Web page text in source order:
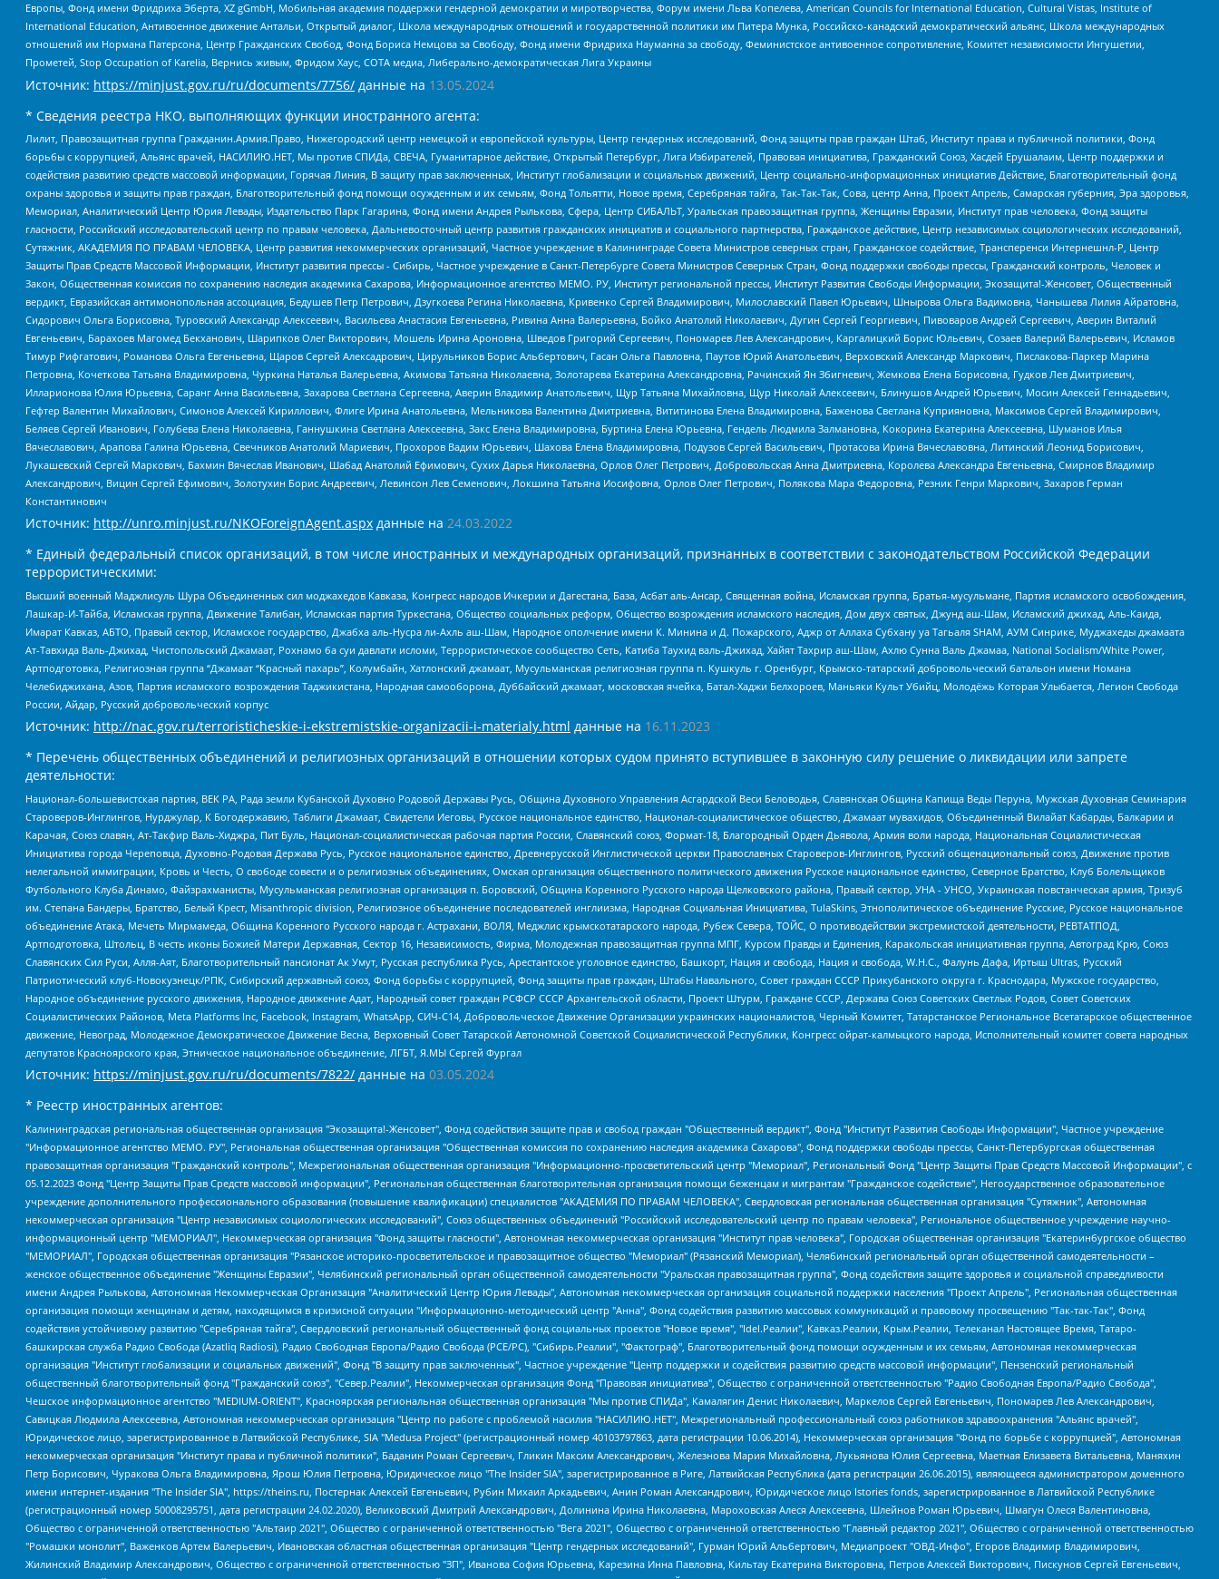
Европы, Фонд имени Фридриха Эберта, XZ gGmbH, Мобильная академия поддержки гендерной демократии и миротворчества, Форум имени Льва Копелева, American Councils for International Education, Cultural Vistas, Institute of
International Education, Антивоенное движение Антальи, Открытый диалог, Школа международных отношений и государственной политики им Питера Мунка, Российско-канадский демократический альянс, Школа международных
отношений им Нормана Патерсона, Центр Гражданских Свобод, Фонд Бориса Немцова за Свободу, Фонд имени Фридриха Науманна за свободу, Феминистское антивоенное сопротивление, Комитет независимости Ингушетии,
Прометей, Stop Occupation of Karelia, Вернись живым, Фридом Хаус, СОТА медиа, Либерально-демократическая Лига Украины
Источник: https://minjust.gov.ru/ru/documents/7756/ данные на 13.05.2024
* Сведения реестра НКО, выполняющих функции иностранного агента:
Лилит, Правозащитная группа Гражданин.Армия.Право, Нижегородский центр немецкой и европейской культуры, Центр гендерных исследований, Фонд защиты прав граждан Штаб, Институт права и публичной политики, Фонд
борьбы с коррупцией, Альянс врачей, НАСИЛИЮ.НЕТ, Мы против СПИДа, СВЕЧА, Гуманитарное действие, Открытый Петербург, Лига Избирателей, Правовая инициатива, Гражданский Союз, Хасдей Ерушалаим, Центр поддержки и
содействия развитию средств массовой информации, Горячая Линия, В защиту прав заключенных, Институт глобализации и социальных движений, Центр социально-информационных инициатив Действие, Благотворительный фонд
охраны здоровья и защиты прав граждан, Благотворительный фонд помощи осужденным и их семьям, Фонд Тольятти, Новое время, Серебряная тайга, Так-Так-Так, Сова, центр Анна, Проект Апрель, Самарская губерния, Эра здоровья,
Мемориал, Аналитический Центр Юрия Левады, Издательство Парк Гагарина, Фонд имени Андрея Рылькова, Сфера, Центр СИБАЛЬТ, Уральская правозащитная группа, Женщины Евразии, Институт прав человека, Фонд защиты
гласности, Российский исследовательский центр по правам человека, Дальневосточный центр развития гражданских инициатив и социального партнерства, Гражданское действие, Центр независимых социологических исследований,
Сутяжник, АКАДЕМИЯ ПО ПРАВАМ ЧЕЛОВЕКА, Центр развития некоммерческих организаций, Частное учреждение в Калининграде Совета Министров северных стран, Гражданское содействие, Трансперенси Интернешнл-Р, Центр
Защиты Прав Средств Массовой Информации, Институт развития прессы - Сибирь, Частное учреждение в Санкт-Петербурге Совета Министров Северных Стран, Фонд поддержки свободы прессы, Гражданский контроль, Человек и
Закон, Общественная комиссия по сохранению наследия академика Сахарова, Информационное агентство МЕМО. РУ, Институт региональной прессы, Институт Развития Свободы Информации, Экозащита!-Женсовет, Общественный
вердикт, Евразийская антимонопольная ассоциация, Бедушев Петр Петрович, Дзугкоева Регина Николаевна, Кривенко Сергей Владимирович, Милославский Павел Юрьевич, Шнырова Ольга Вадимовна, Чанышева Лилия Айратовна,
Сидорович Ольга Борисовна, Туровский Александр Алексеевич, Васильева Анастасия Евгеньевна, Ривина Анна Валерьевна, Бойко Анатолий Николаевич, Дугин Сергей Георгиевич, Пивоваров Андрей Сергеевич, Аверин Виталий
Евгеньевич, Барахоев Магомед Бекханович, Шарипков Олег Викторович, Мошель Ирина Ароновна, Шведов Григорий Сергеевич, Пономарев Лев Александрович, Каргалицкий Борис Юльевич, Созаев Валерий Валерьевич, Исламов
Тимур Рифгатович, Романова Ольга Евгеньевна, Щаров Сергей Алексадрович, Цирульников Борис Альбертович, Гасан Ольга Павловна, Паутов Юрий Анатольевич, Верховский Александр Маркович, Пислакова-Паркер Марина
Петровна, Кочеткова Татьяна Владимировна, Чуркина Наталья Валерьевна, Акимова Татьяна Николаевна, Золотарева Екатерина Александровна, Рачинский Ян Збигневич, Жемкова Елена Борисовна, Гудков Лев Дмитриевич,
Илларионова Юлия Юрьевна, Саранг Анна Васильевна, Захарова Светлана Сергеевна, Аверин Владимир Анатольевич, Щур Татьяна Михайловна, Щур Николай Алексеевич, Блинушов Андрей Юрьевич, Мосин Алексей Геннадьевич,
Гефтер Валентин Михайлович, Симонов Алексей Кириллович, Флиге Ирина Анатольевна, Мельникова Валентина Дмитриевна, Вититинова Елена Владимировна, Баженова Светлана Куприяновна, Максимов Сергей Владимирович,
Беляев Сергей Иванович, Голубева Елена Николаевна, Ганнушкина Светлана Алексеевна, Закс Елена Владимировна, Буртина Елена Юрьевна, Гендель Людмила Залмановна, Кокорина Екатерина Алексеевна, Шуманов Илья
Вячеславович, Арапова Галина Юрьевна, Свечников Анатолий Мариевич, Прохоров Вадим Юрьевич, Шахова Елена Владимировна, Подузов Сергей Васильевич, Протасова Ирина Вячеславовна, Литинский Леонид Борисович,
Лукашевский Сергей Маркович, Бахмин Вячеслав Иванович, Шабад Анатолий Ефимович, Сухих Дарья Николаевна, Орлов Олег Петрович, Добровольская Анна Дмитриевна, Королева Александра Евгеньевна, Смирнов Владимир
Александрович, Вицин Сергей Ефимович, Золотухин Борис Андреевич, Левинсон Лев Семенович, Локшина Татьяна Иосифовна, Орлов Олег Петрович, Полякова Мара Федоровна, Резник Генри Маркович, Захаров Герман
Константинович
Источник: http://unro.minjust.ru/NKOForeignAgent.aspx данные на 24.03.2022
* Единый федеральный список организаций, в том числе иностранных и международных организаций, признанных в соответствии с законодательством Российской Федерации
террористическими:
Высший военный Маджлисуль Шура Объединенных сил моджахедов Кавказа, Конгресс народов Ичкерии и Дагестана, База, Асбат аль-Ансар, Священная война, Исламская группа, Братья-мусульмане, Партия исламского освобождения,
Лашкар-И-Тайба, Исламская группа, Движение Талибан, Исламская партия Туркестана, Общество социальных реформ, Общество возрождения исламского наследия, Дом двух святых, Джунд аш-Шам, Исламский джихад, Аль-Каида,
Имарат Кавказ, АБТО, Правый сектор, Исламское государство, Джабха аль-Нусра ли-Ахль аш-Шам, Народное ополчение имени К. Минина и Д. Пожарского, Аджр от Аллаха Субхану уа Тагьаля SHAM, АУМ Синрике, Муджахеды джамаата
Ат-Тавхида Валь-Джихад, Чистопольский Джамаат, Рохнамо ба суи давлати исломи, Террористическое сообщество Сеть, Катиба Таухид валь-Джихад, Хайят Тахрир аш-Шам, Ахлю Сунна Валь Джамаа, National Socialism/White Power,
Артподготовка, Религиозная группа “Джамаат “Красный пахарь”, Колумбайн, Хатлонский джамаат, Мусульманская религиозная группа п. Кушкуль г. Оренбург, Крымско-татарский добровольческий батальон имени Номана
Челебиджихана, Азов, Партия исламского возрождения Таджикистана, Народная самооборона, Дуббайский джамаат, московская ячейка, Батал-Хаджи Белхороев, Маньяки Культ Убийц, Молодёжь Которая Улыбается, Легион Свобода
России, Айдар, Русский добровольческий корпус
Источник: http://nac.gov.ru/terroristicheskie-i-ekstremistskie-organizacii-i-materialy.html данные на 16.11.2023
* Перечень общественных объединений и религиозных организаций в отношении которых судом принято вступившее в законную силу решение о ликвидации или запрете
деятельности:
Национал-большевистская партия, ВЕК РА, Рада земли Кубанской Духовно Родовой Державы Русь, Община Духовного Управления Асгардской Веси Беловодья, Славянская Община Капища Веды Перуна, Мужская Духовная Семинария
Староверов-Инглингов, Нурджулар, К Богодержавию, Таблиги Джамаат, Свидетели Иеговы, Русское национальное единство, Национал-социалистическое общество, Джамаат мувахидов, Объединенный Вилайат Кабарды, Балкарии и
Карачая, Союз славян, Ат-Такфир Валь-Хиджра, Пит Буль, Национал-социалистическая рабочая партия России, Славянский союз, Формат-18, Благородный Орден Дьявола, Армия воли народа, Национальная Социалистическая
Инициатива города Череповца, Духовно-Родовая Держава Русь, Русское национальное единство, Древнерусской Инглистической церкви Православных Староверов-Инглингов, Русский общенациональный союз, Движение против
нелегальной иммиграции, Кровь и Честь, О свободе совести и о религиозных объединениях, Омская организация общественного политического движения Русское национальное единство, Северное Братство, Клуб Болельщиков
Футбольного Клуба Динамо, Файзрахманисты, Мусульманская религиозная организация п. Боровский, Община Коренного Русского народа Щелковского района, Правый сектор, УНА - УНСО, Украинская повстанческая армия, Тризуб
им. Степана Бандеры, Братство, Белый Крест, Misanthropic division, Религиозное объединение последователей инглиизма, Народная Социальная Инициатива, TulaSkins, Этнополитическое объединение Русские, Русское национальное
объединение Атака, Мечеть Мирмамеда, Община Коренного Русского народа г. Астрахани, ВОЛЯ, Меджлис крымскотатарского народа, Рубеж Севера, ТОЙС, О противодействии экстремистской деятельности, РЕВТАТПОД,
Артподготовка, Штольц, В честь иконы Божией Матери Державная, Сектор 16, Независимость, Фирма, Молодежная правозащитная группа МПГ, Курсом Правды и Единения, Каракольская инициативная группа, Автоград Крю, Союз
Славянских Сил Руси, Алля-Аят, Благотворительный пансионат Ак Умут, Русская республика Русь, Арестантское уголовное единство, Башкорт, Нация и свобода, Нация и свобода, W.H.С., Фалунь Дафа, Иртыш Ultras, Русский
Патриотический клуб-Новокузнецк/РПК, Сибирский державный союз, Фонд борьбы с коррупцией, Фонд защиты прав граждан, Штабы Навального, Совет граждан СССР Прикубанского округа г. Краснодара, Мужское государство,
Народное объединение русского движения, Народное движение Адат, Народный совет граждан РСФСР СССР Архангельской области, Проект Штурм, Граждане СССР, Держава Союз Советских Светлых Родов, Совет Советских
Социалистических Районов, Meta Platforms Inc, Facebook, Instagram, WhatsApp, СИЧ-С14, Добровольческое Движение Организации украинских националистов, Черный Комитет, Татарстанское Региональное Всетатарское общественное
движение, Невоград, Молодежное Демократическое Движение Весна, Верховный Совет Татарской Автономной Советской Социалистической Республики, Конгресс ойрат-калмыцкого народа, Исполнительный комитет совета народных
депутатов Красноярского края, Этническое национальное объединение, ЛГБТ, Я.МЫ Сергей Фургал
Источник: https://minjust.gov.ru/ru/documents/7822/ данные на 03.05.2024
* Реестр иностранных агентов:
Калининградская региональная общественная организация "Экозащита!-Женсовет", Фонд содействия защите прав и свобод граждан "Общественный вердикт", Фонд "Институт Развития Свободы Информации", Частное учреждение "Информационное агентство МЕМО. РУ", Региональная общественная организация "Общественная комиссия по сохранению наследия академика Сахарова", Фонд поддержки свободы прессы, Санкт-Петербургская общественная правозащитная организация "Гражданский контроль", Межрегиональная общественная организация "Информационно-просветительский центр "Мемориал", Региональный Фонд "Центр Защиты Прав Средств Массовой Информации", с 05.12.2023 Фонд "Центр Защиты Прав Средств массовой информации", Региональная общественная благотворительная организация помощи беженцам и мигрантам "Гражданское содействие", Негосударственное образовательное учреждение дополнительного профессионального образования (повышение квалификации) специалистов "АКАДЕМИЯ ПО ПРАВАМ ЧЕЛОВЕКА", Свердловская региональная общественная организация "Сутяжник", Автономная некоммерческая организация "Центр независимых социологических исследований", Союз общественных объединений "Российский исследовательский центр по правам человека", Региональное общественное учреждение научно-информационный центр "МЕМОРИАЛ", Некоммерческая организация "Фонд защиты гласности", Автономная некоммерческая организация "Институт прав человека", Городская общественная организация "Екатеринбургское общество "МЕМОРИАЛ", Городская общественная организация "Рязанское историко-просветительское и правозащитное общество "Мемориал" (Рязанский Мемориал), Челябинский региональный орган общественной самодеятельности – женское общественное объединение "Женщины Евразии", Челябинский региональный орган общественной самодеятельности "Уральская правозащитная группа", Фонд содействия защите здоровья и социальной справедливости имени Андрея Рылькова, Автономная Некоммерческая Организация "Аналитический Центр Юрия Левады", Автономная некоммерческая организация социальной поддержки населения "Проект Апрель", Региональная общественная организация помощи женщинам и детям, находящимся в кризисной ситуации "Информационно-методический центр "Анна", Фонд содействия развитию массовых коммуникаций и правовому просвещению "Так-так-Так", Фонд содействия устойчивому развитию "Серебряная тайга", Свердловский региональный общественный фонд социальных проектов "Новое время", "Idel.Реалии", Кавказ.Реалии, Крым.Реалии, Телеканал Настоящее Время, Татаро-башкирская служба Радио Свобода (Azatliq Radiosi), Радио Свободная Европа/Радио Свобода (PCE/PC), "Сибирь.Реалии", "Фактограф", Благотворительный фонд помощи осужденным и их семьям, Автономная некоммерческая организация "Институт глобализации и социальных движений", Фонд "В защиту прав заключенных", Частное учреждение "Центр поддержки и содействия развитию средств массовой информации", Пензенский региональный общественный благотворительный фонд "Гражданский союз", "Север.Реалии", Некоммерческая организация Фонд "Правовая инициатива", Общество с ограниченной ответственностью "Радио Свободная Европа/Радио Свобода", Чешское информационное агентство "MEDIUM-ORIENT", Красноярская региональная общественная организация "Мы против СПИДа", Камалягин Денис Николаевич, Маркелов Сергей Евгеньевич, Пономарев Лев Александрович, Савицкая Людмила Алексеевна, Автономная некоммерческая организация "Центр по работе с проблемой насилия "НАСИЛИЮ.НЕТ", Межрегиональный профессиональный союз работников здравоохранения "Альянс врачей", Юридическое лицо, зарегистрированное в Латвийской Республике, SIA "Medusa Project" (регистрационный номер 40103797863, дата регистрации 10.06.2014), Некоммерческая организация "Фонд по борьбе с коррупцией", Автономная некоммерческая организация "Институт права и публичной политики", Баданин Роман Сергеевич, Гликин Максим Александрович, Железнова Мария Михайловна, Лукьянова Юлия Сергеевна, Маетная Елизавета Витальевна, Маняхин Петр Борисович, Чуракова Ольга Владимировна, Ярош Юлия Петровна, Юридическое лицо "The Insider SIA", зарегистрированное в Риге, Латвийская Республика (дата регистрации 26.06.2015), являющееся администратором доменного имени интернет-издания "The Insider SIA", https://theins.ru, Постернак Алексей Евгеньевич, Рубин Михаил Аркадьевич, Анин Роман Александрович, Юридическое лицо Istories fonds, зарегистрированное в Латвийской Республике (регистрационный номер 50008295751, дата регистрации 24.02.2020), Великовский Дмитрий Александрович, Долинина Ирина Николаевна, Мароховская Алеся Алексеевна, Шлейнов Роман Юрьевич, Шмагун Олеся Валентиновна, Общество с ограниченной ответственностью "Альтаир 2021", Общество с ограниченной ответственностью "Вега 2021", Общество с ограниченной ответственностью "Главный редактор 2021", Общество с ограниченной ответственностью "Ромашки монолит", Важенков Артем Валерьевич, Ивановская областная общественная организация "Центр гендерных исследований", Гурман Юрий Альбертович, Медиапроект "ОВД-Инфо", Егоров Владимир Владимирович, Жилинский Владимир Александрович, Общество с ограниченной ответственностью "ЗП", Иванова София Юрьевна, Карезина Инна Павловна, Кильтау Екатерина Викторовна, Петров Алексей Викторович, Пискунов Сергей Евгеньевич, Смирнов Сергей Сергеевич, Тихонов Михаил Сергеевич, Общество с ограниченной ответственностью "ЖУРНАЛИСТ-ИНОСТРАННЫЙ АГЕНТ", Арапова Галина Юрьевна, Вольтская Татьяна Анатольевна, Американская компания "Mason G.E.S. Anonymous Foundation" (США), являющаяся владельцем интернет-издания https://mnews.world/, Компания "Stichting Bellingcat", зарегистрированная в Нидерландах (дата регистрации 11.07.2018), Захаров Андрей Вячеславович, Клепиковская Екатерина Дмитриевна, Общество с ограниченной ответственностью "МЕМО", Перл Роман Александрович, Симонов Евгений Алексеевич, Соловьева Елена Анатольевна, Сотников Даниил Владимирович, Сурначева Елизавета Дмитриевна, Автономная некоммерческая организация по защите прав человека и информированию населения "Якутия – Наше Мнение", Общество с ограниченной ответственностью "Москоу диджитал медиа", с 26.01.2023 Общество с ограниченной ответственностью "Чайка Белые сады", Ветошкина Валерия Валерьевна, Заговора Максим Александрович, Межрегиональное общественное движение "Российская ЛГБТ - сеть", Оленичев Максим Владимирович, Павлов Иван Юрьевич, Скворцова Елена Сергеевна, Общество с ограниченной ответственностью "Как бы инагент", Кочетков Игорь Викторович, Общество с ограниченной ответственностью "Честные выборы", Еланчик Олег Александрович, Общество с ограниченной ответственностью "Нобелевский призыв", Гималова Регина Эмилевна, Григорьев Андрей Валерьевич, Григорьева Алина Александровна, Ассоциация по содействию защите прав призывников, альтернативнослужащих и военнослужащих "Правозащитная группа "Гражданин.Армия.Право", Хисамова Регина Фаритовна, Автономная некоммерческая организация по реализации социально-правовых программ "Лилит", Дальневосточное общественное движение "Маяк", Санкт-Петербургская ЛГБТ-инициативная группа "Выход", Инициативная группа ЛГБТ+ "Реверс", Алексеев Андрей Викторович, Бекбулатова Таисия Львовна, Беляев Иван Михайлович, Владыкина Елена Сергеевна, Гельман Марат Александрович, Никульшина Вероника Юрьевна, Толоконникова Надежда Андреевна, Шендерович Виктор Анатольевич, Общество с ограниченной ответственностью "Данное сообщение", Общество с ограниченной ответственностью Издательский дом "Новая глава", Айнбиндер Александра Александровна, Московский комьюнити-центр для ЛГБТ+инициатив, Благотворительный фонд развития филантропии, Deutsche Welle (Германия, Kurt-Schumacher-Strasse 3, 53113 Bonn), Борзунова Мария Михайловна, Воробьев Виктор Викторович, Голубева Анна Львовна, Константинова Алла Михайловна, Малкова Ирина Владимировна, Мурадов Мурад Абдулгалимович, Осетинская Елизавета Николаевна, Понасенков Евгений Николаевич, Ганапольский Матвей Юрьевич, Киселев Евгений Алексеевич, Борухович Ирина Григорьевна, Дремин Иван Тимофеевич, Дубровский Дмитрий Викторович, Красноярская региональная общественная организация поддержки и развития альтернативных образовательных технологий и межкультурных коммуникаций "ИНТЕРРА", Маяковская Екатерина Алексеевна, Фейгин Марк Захарович, Филимонов Андрей Викторович, Дзугкоева Регина Николаевна, Доброхотов Роман Александрович, Дудь Юрий Александрович, Елкин Сергей Владимирович, Кругликов Кирилл Игоревич, Сабунаева Мария Леонидовна, Семенов Алексей Владимирович, Шаинян Карен Багратович, Шульман Екатерина Михайловна, Асафьев Артур Валерьевич, Вахштайн Виктор Семенович, Венедиктов Алексей Алексеевич, Лушникова Екатерина Евгеньевна, Волков Леонид Михайлович, Невзоров Александр Глебович, Пархоменко Сергей Борисович, Сироткин Ярослав Николаевич, Кара-Мурза Владимир Владимирович, Баранова Наталья Владимировна, Гозман Леонид Яковлевич, Кагарлицкий Борис Юльевич, Климарев Михаил Валерьевич, Милов Владимир Станиславович, Автономная некоммерческая организация Краснодарский центр современного искусства "Типография", Моргенштерн Алишер Тагирович, Соболь Любовь Эдуардовна, Общество с ограниченной ответственностью "ЛИЗА НОРМ", Каспаров Гарри Кимович, Ходорковский Михаил Борисович, Общество с ограниченной ответственностью "Апрельские тезисы", Данилович Ирина Брониславовна, Кашин Олег Владимирович, Петров Николай Владимирович, Пивоваров Алексей Владимирович, Соколов Михаил Владимирович, Цветкова Юлия Владимировна, Чичваркин Евгений Александрович, Комитет против пыток/Команда против пыток, Общество с ограниченной ответственностью "Первый научный", Общество с ограниченной ответственностью "Вертолет и ко", Белоцерковская Вероника Борисовна, Кац Максим Евгеньевич, Лазарева Татьяна Юрьевна, Шаведдинов Руслан Табризович, Яшин Илья Валерьевич, Общество с ограниченной ответственностью "Иноагент ААВ", Алешковский Дмитрий Петрович, Альбац Евгения Марковна, Быков Дмитрий Львович, Галямина Юлия Евгеньевна, Лойко Сергей Леонидович, Мартынов Кирилл Константинович, Медведев Сергей Александрович, Крашенинников Федор Геннадиевич, Гордеева Катерина Вл